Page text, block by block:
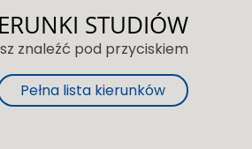
STUDIÓW
znaleźć pod przyciskiem
Pełna lista kierunków